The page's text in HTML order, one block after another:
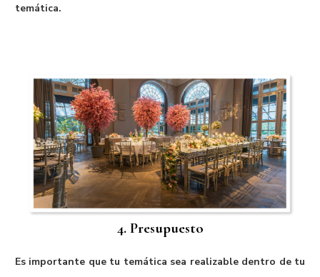
temática.
4. Presupuesto
Es importante que tu temática sea realizable dentro de tu